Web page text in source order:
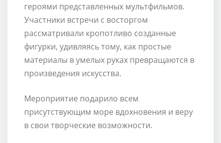
героями представленных мультфильмов.
Участники встречи с восторгом
рассматривали кропотливо созданные
фигурки, удивляясь тому, как простые
материалы в умелых руках превращаются в
произведения искусства.
Мероприятие подарило всем
присутствующим море вдохновения и веру
в свои творческие возможности.